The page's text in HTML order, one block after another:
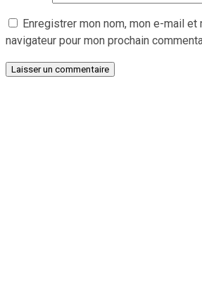
Enregistrer mon nom, mon e-mail
navigateur pour mon prochain